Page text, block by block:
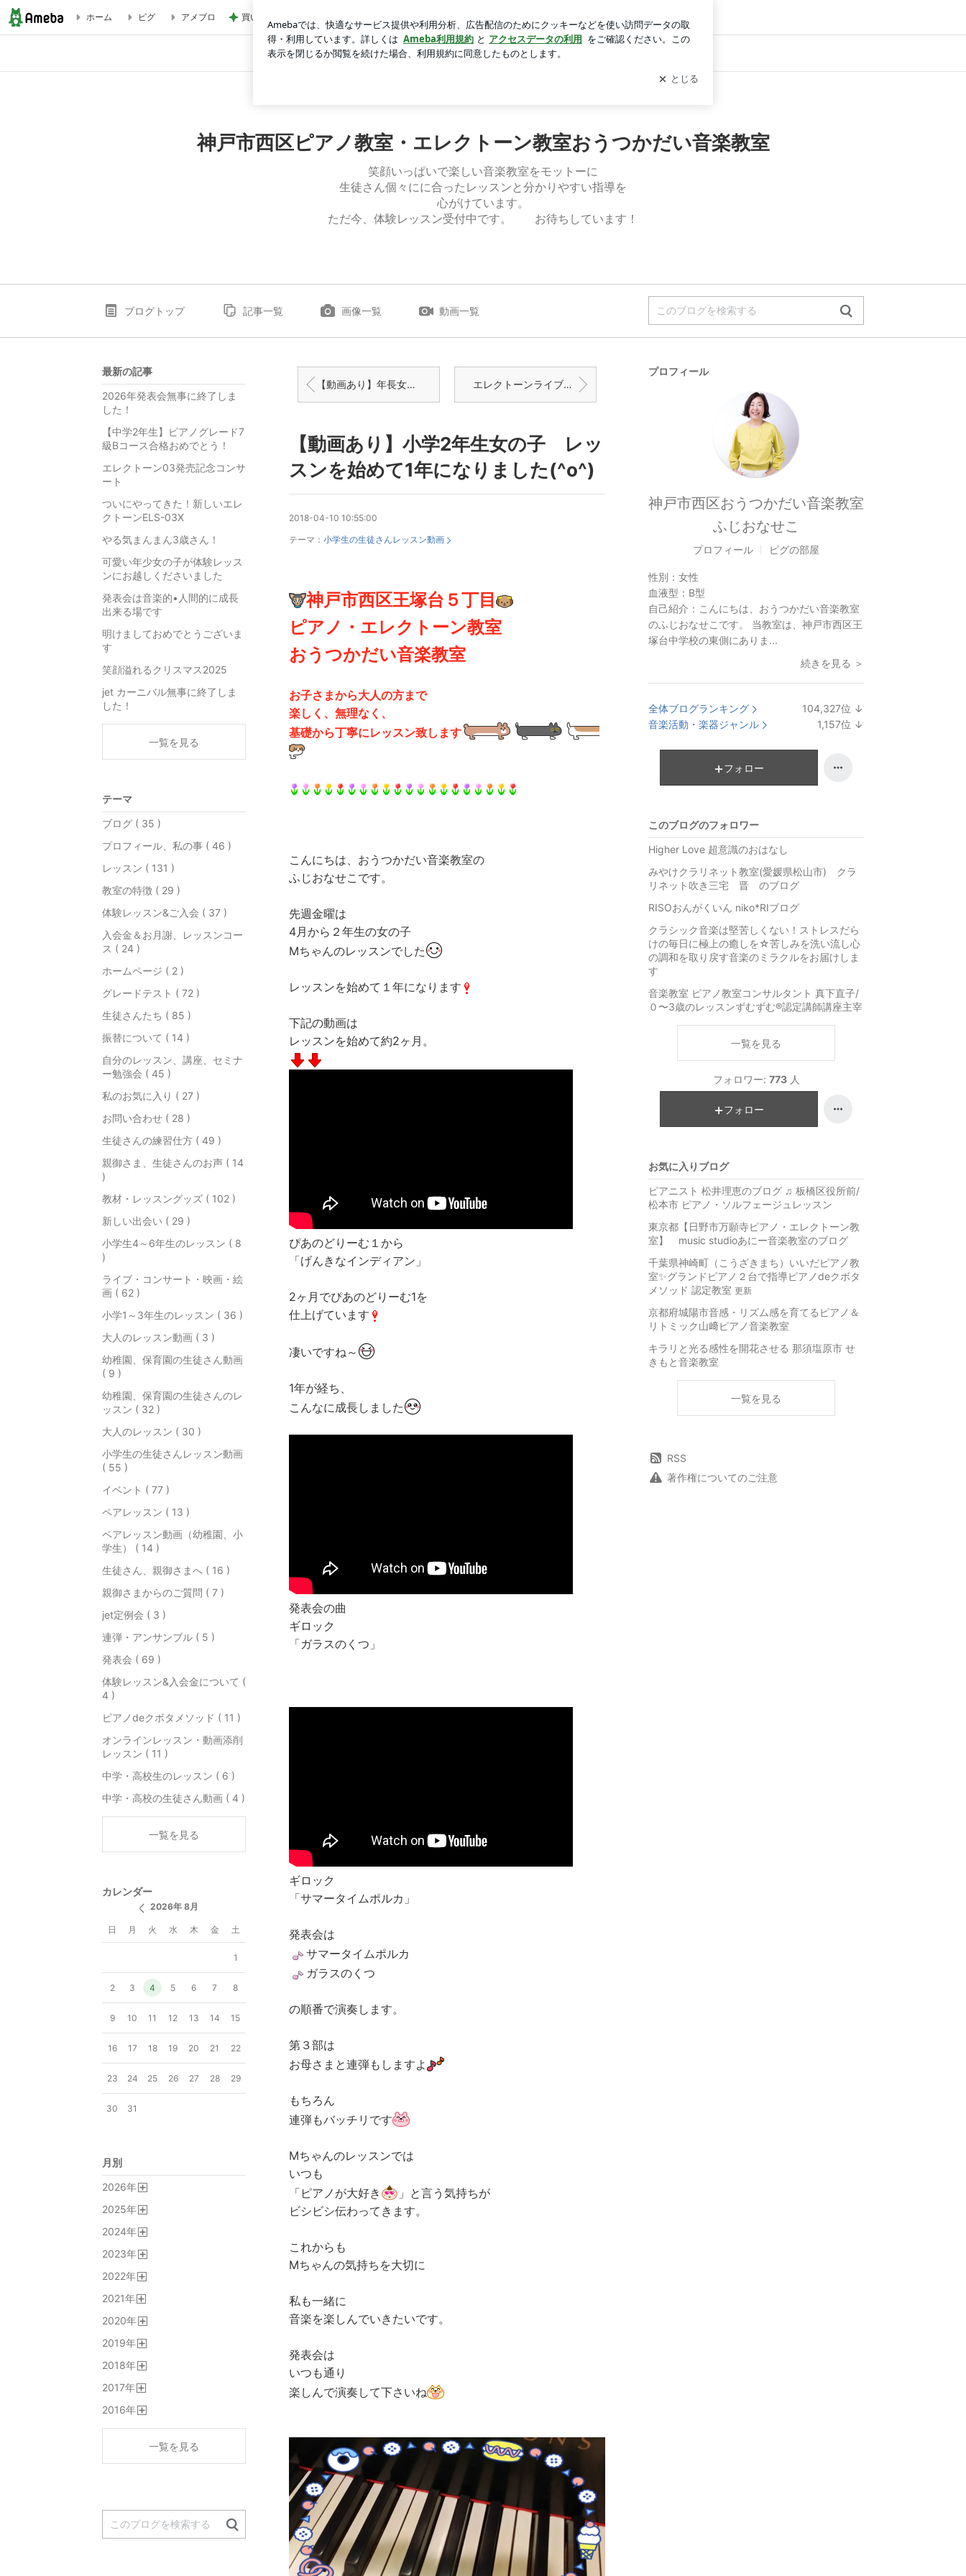
【動画あり】小学2年生女の子 レッスンを始めて1年になりました(^o^) | 神戸市西区ピアノ教室・エレクトーン教室おうつかだい音楽教室
Home アクセス リンク
ホーム ピグ アメブロ 買いそびれたブラシセットが半額 ログイン
神戸市西区ピアノ教室・エレクトーン教室おうつかだい音楽教室
笑顔いっぱいで楽しい音楽教室をモットーに
生徒さん個々にに合ったレッスンと分かりやすい指導を
心がけています。
ただ今、体験レッスン受付中です。 お待ちしています！
ブログトップ 記事一覧 画像一覧 動画一覧
【動画あり】年長女の子レッスンを始めて１年半になりました！ エレクトーンライブ屏東香(ぴんとんしゃん)のチケットがキター(^〇^)
【動画あり】小学2年生女の子 レッ
スンを始めて1年になりました(^o^)
2018-04-10 10:55:00
テーマ： 小学生の生徒さんレッスン動画
神戸市西区王塚台 ５丁目
ピアノ ・エレクトーン教室
おうつかだい音楽教室
お子さまから大人の方まで
楽しく、無理なく、
基礎から丁寧にレッスン致します
こんにちは、おうつかだい音楽教室の
ふじおなせこです。
先週金曜は
4月から２年生の女の子
Mちゃんのレッスンでした
レッスンを始めて１年になります
下記の動画は
レッスンを始めて約2ヶ月。
ぴあのどりーむ１から
「げんきなインディアン」
2ヶ月でぴあのどりーむ1を
仕上げています
凄いですね～
1年が経ち、
こんなに成長しました
発表会の曲
ギロック
「ガラスのくつ」
ギロック
「サマータイムポルカ」
発表会は
サマータイムポルカ
ガラスのくつ
の順番で演奏します。
第３部は
お母さまと連弾もしますよ
もちろん
連弾もバッチリです
Mちゃんのレッスンでは
いつも
「ピアノが大好き
」と言う気持ちが
ビシビシ伝わってきます。
これからも
Mちゃんの気持ちを大切に
私も一緒に
音楽を楽しんでいきたいです。
発表会は
いつも通り
楽しんで演奏して下さいね
プロフィール
神戸市西区おうつかだい音楽教室
ふじおなせこ
プロフィール ピグの部屋
性別： 女性
血液型： B型
自己紹介： こんにちは、おうつかだい音楽教室
のふじおなせこです。 当教室は、神戸市西区王
塚台中学校の東側にありま...
続きを見る ＞
全体ブログランキング 104,327位 ↓
音楽活動・楽器ジャンル 1,157位 ↓
フォロー
このブログのフォロワー
Higher Love 超意識のおはなし
みやけクラリネット教室(愛媛県松山市) クラ
リネット吹き三宅 晋 のブログ
RISOおんがくいん niko*RIブログ
クラシック音楽は堅苦しくない！ストレスだら
けの毎日に極上の癒しを☆苦しみを洗い流し心
の調和を取り戻す音楽のミラクルをお届けしま
す
音楽教室 ピアノ教室コンサルタント 真下直子/
０〜3歳のレッスンずむずむ®︎認定講師講座主宰
一覧を見る
フォロワー: 773 人
フォロー
お気に入りブログ
ピアニスト 松井理恵のブログ ♫ 板橋区役所前/
松本市 ピアノ・ソルフェージュレッスン
東京都【日野市万願寺ピアノ・エレクトーン教
室】 music studioあにー音楽教室のブログ
千葉県神崎町（こうざきまち）いいだピアノ教
室✨グランドピアノ２台で指導ピアノdeクボタ
メソッド 認定教室 更新
京都府城陽市音感・リズム感を育てるピアノ＆
リトミック山﨑ピアノ音楽教室
キラリと光る感性を開花させる 那須塩原市 せ
きもと音楽教室
一覧を見る
RSS
著作権についてのご注意
最新の記事
2026年発表会無事に終了しま
した！
【中学2年生】ピアノグレード7
級Bコース合格おめでとう！
エレクトーン03発売記念コンサ
ート
ついにやってきた！新しいエレ
クトーンELS-03X
やる気まんまん3歳さん！
可愛い年少女の子が体験レッス
ンにお越しくださいました
発表会は音楽的•人間的に成長
出来る場です
明けましておめでとうございま
す
笑顔溢れるクリスマス2025
jet カーニバル無事に終了しま
した！
一覧を見る
テーマ
ブログ ( 35 )
プロフィール、私の事 ( 46 )
レッスン ( 131 )
教室の特徴 ( 29 )
体験レッスン&ご入会 ( 37 )
入会金＆お月謝、レッスンコー
ス ( 24 )
ホームページ ( 2 )
グレードテスト ( 72 )
生徒さんたち ( 85 )
振替について ( 14 )
自分のレッスン、講座、セミナ
ー勉強会 ( 45 )
私のお気に入り ( 27 )
お問い合わせ ( 28 )
生徒さんの練習仕方 ( 49 )
親御さま、生徒さんのお声 ( 14
)
教材・レッスングッズ ( 102 )
新しい出会い ( 29 )
小学生4～6年生のレッスン ( 8
)
ライブ・コンサート・映画・絵
画 ( 62 )
小学1～3年生のレッスン ( 36 )
大人のレッスン動画 ( 3 )
幼稚園、保育園の生徒さん動画
( 9 )
幼稚園、保育園の生徒さんのレ
ッスン ( 32 )
大人のレッスン ( 30 )
小学生の生徒さんレッスン動画
( 55 )
イベント ( 77 )
ペアレッスン ( 13 )
ペアレッスン動画（幼稚園、小
学生） ( 14 )
生徒さん、親御さまへ ( 16 )
親御さまからのご質問 ( 7 )
jet定例会 ( 3 )
連弾・アンサンブル ( 5 )
発表会 ( 69 )
体験レッスン&入会金について (
4 )
ピアノdeクボタメソッド ( 11 )
オンラインレッスン・動画添削
レッスン ( 11 )
中学・高校生のレッスン ( 6 )
中学・高校の生徒さん動画 ( 4 )
一覧を見る
カレンダー
2026年 8月
日 月 火 水 木 金 土
1
2 3 4 5 6 7 8
9 10 11 12 13 14 15
16 17 18 19 20 21 22
23 24 25 26 27 28 29
30 31
月別
2026年
2025年
2024年
2023年
2022年
2021年
2020年
2019年
2018年
2017年
2016年
一覧を見る